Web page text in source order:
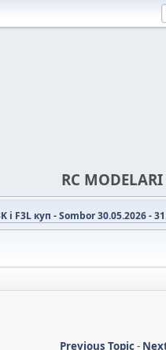
RC MODELARI
i F3L куп - Sombor 30.05.2026 -
Previous Topic-